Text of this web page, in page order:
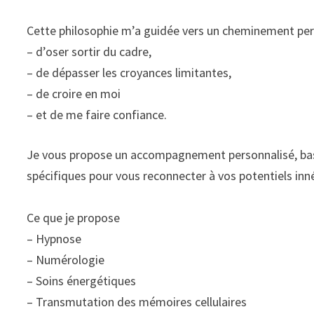
​Cette philosophie m’a guidée vers un cheminement
– d’oser sortir du cadre,
– de dépasser les croyances limitantes,
– de croire en moi
– et de me faire confiance.
​Je vous propose un accompagnement personnalisé,
spécifiques pour vous reconnecter à vos potentiels
Ce que je propose
– Hypnose
– Numérologie
– Soins énergétiques
– Transmutation des mémoires cellulaires